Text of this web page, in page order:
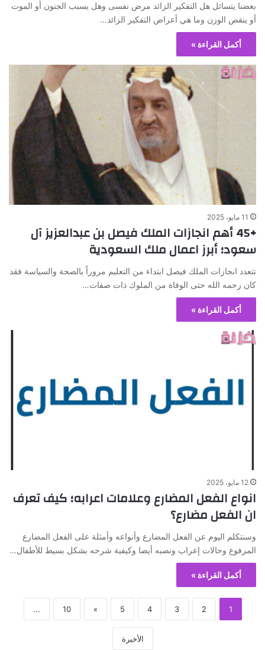
بعضنا يتسائل هل التفكير الزائد مرض نفسى وهل يسبب الجنون أو الموت
أو ينقص الوزن وما هي أعراض التفكير الزائد…
أكمل القراءة »
11 مايو، 2025
+45 أهم انجازات الملك فيصل بن عبدالعزيز آل
سعود؛ أبرز اعمال ملك السعودية
تتعدد انجازات الملك فيصل ابتداء من التعليم مروراً بالصحة والسياسة فقد
كان رحمه الله حتى الوفاة من الملوك ذات صفات…
أكمل القراءة »
12 مايو، 2025
انواع الفعل المضارع وعلامات اعرابه؛ كيف تعرف
ان الفعل مضارع؟
وسنتكلم اليوم عن الفعل المضارع وأنواعه وأمثلة على الفعل المضارع
المرفوع وحالات إعراب ونصبه أيضا وكيفية شرحه بشكل بسيط للأطفال…
أكمل القراءة »
1
2
3
4
5
»
10
...
الأخيرة